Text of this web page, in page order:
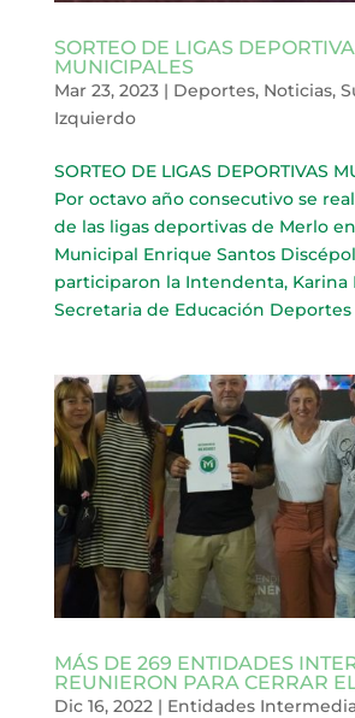
SORTEO DE LIGAS
MUNICIPALES
Mar 23, 2023| Deportes, Noticias,
Izquierdo
SORTEO DE LIGAS DEPORTIVAS
Por octavo año consecutivo se
de las ligas deportivas de Merlo
Municipal Enrique Santos
participaron la Intendenta, Karina
Secretaria de Educación Deportes
MÁS DE 269 ENTIDADES
REUNIERON PARA CERRAR
Dic 16, 2022| Entidades